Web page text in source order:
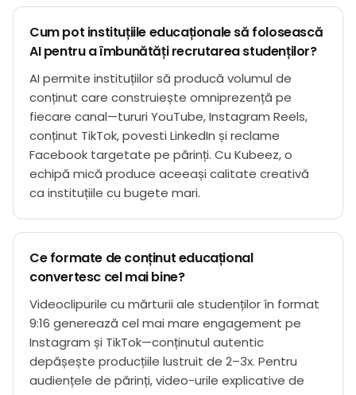
Cum pot instituțiile educaționale să folosească
AI pentru a îmbunătăți recrutarea studenților?
AI permite instituțiilor să producă volumul de
conținut care construiește omniprezență pe
fiecare canal—tururi YouTube, Instagram Reels,
conținut TikTok, povesti LinkedIn și reclame
Facebook targetate pe părinți. Cu Kubeez, o
echipă mică produce aceeași calitate creativă
ca instituțiile cu bugete mari.
Ce formate de conținut educațional
convertesc cel mai bine?
Videoclipurile cu mărturii ale studenților în format
9:16 generează cel mai mare engagement pe
Instagram și TikTok—conținutul autentic
depășește producțiile lustruit de 2–3x. Pentru
audiențele de părinți, video-urile explicative de